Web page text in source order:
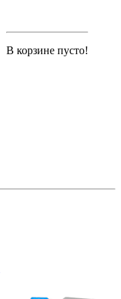
В корзине пусто!